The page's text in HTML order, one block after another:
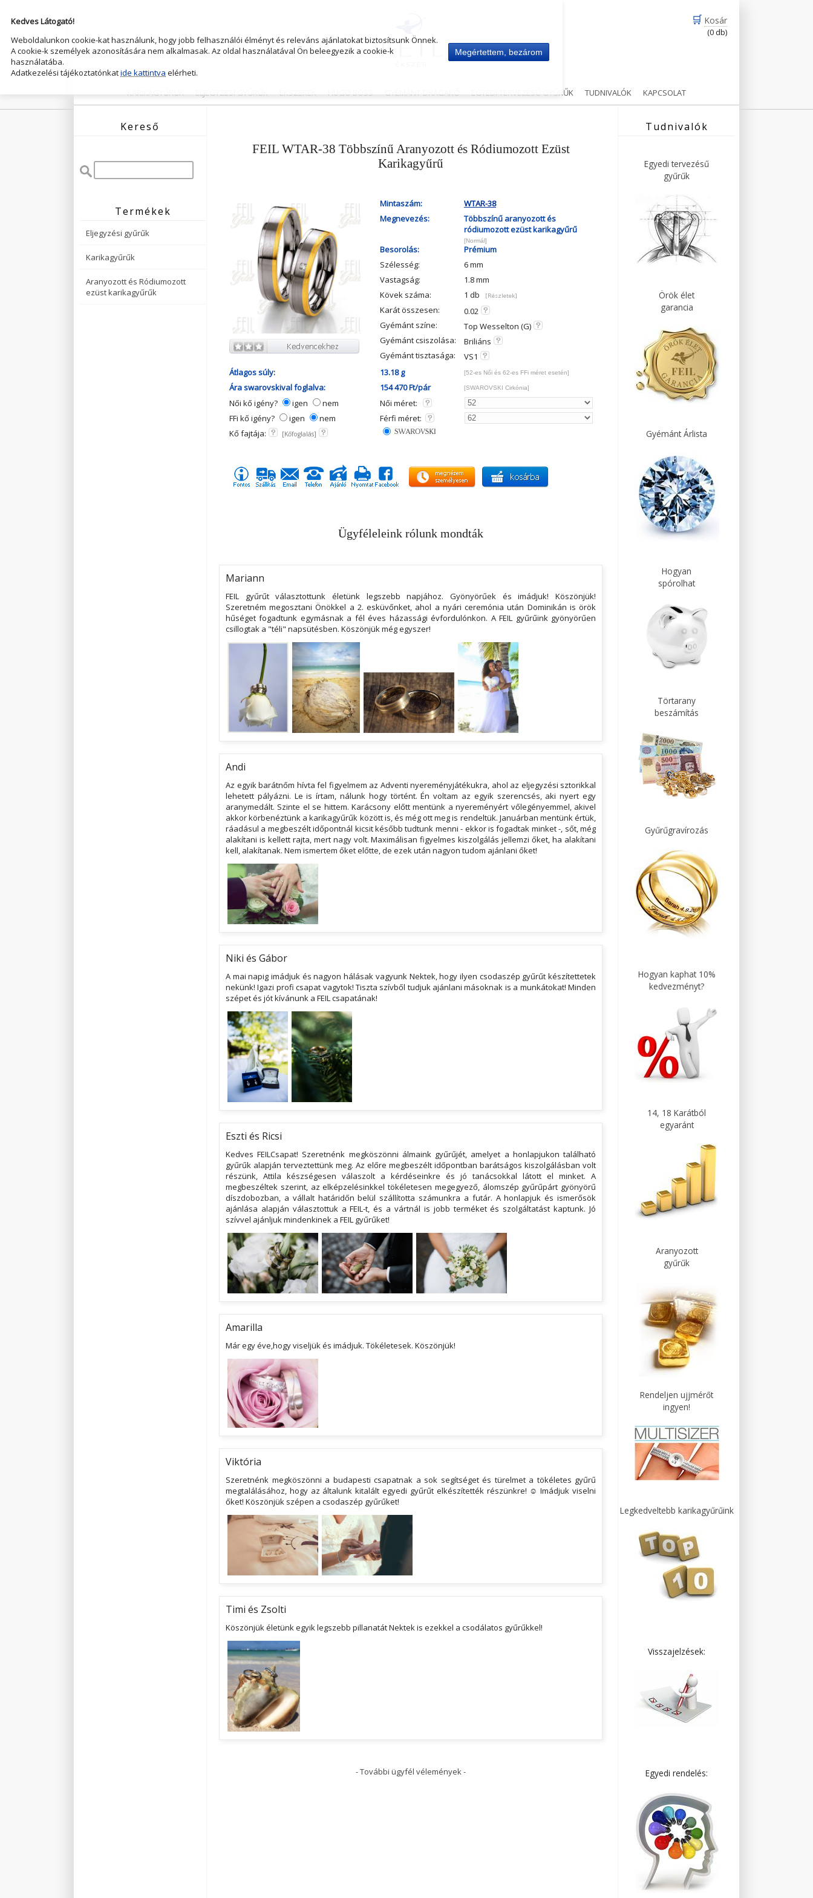
🛒 Kosár
(0 db)
KARIKAGYŰRŰK ELJEGYZESI GYŰRŰK ÉKSZEREK HUGO BOSS GYÉMÁNT-DRÁGAKŐ EGYEDI TERVEZÉSŰ GYŰRŰK TUDNIVALÓK KAPCSOLAT
Kereső
Termékek
Eljegyzési gyűrűk
Karikagyűrűk
Aranyozott és Ródiumozott
ezüst karikagyűrűk
FEIL WTAR-38 Többszínű Aranyozott és Ródiumozott Ezüst
Karikagyűrű
Mintaszám:
WTAR-38
Megnevezés:
Többszínű aranyozott és
ródiumozott ezüst karikagyűrű
[Normál]
Besorolás:
Prémium
Szélesség:
6 mm
Vastagság:
1.8 mm
Kövek száma:
1 db [Részletek]
Karát összesen:
0.02
Gyémánt színe:
Top Wesselton (G)
Gyémánt csiszolása:
Briliáns
Gyémánt tisztasága:
VS1
Átlagos súly:
13.18 g [52-es Női és 62-es FFi méret esetén]
Ára swarovskival foglalva: 154 470 Ft/pár [SWAROVSKI Cirkónia]
Női kő igény? igen nem
Női méret:
FFi kő igény?
igen nem
Férfi méret:
Kő fajtája:
[Kőfoglalás]
Ügyféleleink rólunk mondták
Mariann
FEIL gyűrűt választottunk életünk legszebb napjához. Gyönyörűek és imádjuk! Köszönjük!
Szeretném megosztani Önökkel a 2. esküvőnket, ahol a nyári ceremónia után Dominikán is örök
hűséget fogadtunk egymásnak a fél éves házassági évfordulónkon. A FEIL gyűrűink gyönyörűen
csillogtak a "téli" napsütésben. Köszönjük még egyszer!
Andi
Az egyik barátnőm hívta fel figyelmem az Adventi nyereményjátékukra, ahol az eljegyzési sztorikkal
lehetett pályázni. Le is írtam, nálunk hogy történt. Én voltam az egyik szerencsés, aki nyert egy
aranymedált. Szinte el se hittem. Karácsony előtt mentünk a nyereményért vőlegényemmel, akivel
akkor körbenéztünk a karikagyűrűk között is, és még ott meg is rendeltük. Januárban mentünk értük,
ráadásul a megbeszélt időpontnál kicsit később tudtunk menni - ekkor is fogadtak minket -, sőt, még
alakítani is kellett rajta, mert nagy volt. Maximálisan figyelmes kiszolgálás jellemzi őket, ha alakítani
kell, alakítanak. Nem ismertem őket előtte, de ezek után nagyon tudom ajánlani őket!
Niki és Gábor
A mai napig imádjuk és nagyon hálásak vagyunk Nektek, hogy ilyen csodaszép gyűrűt készítettetek
nekünk! Igazi profi csapat vagytok! Tiszta szívből tudjuk ajánlani másoknak is a munkátokat! Minden
szépet és jót kívánunk a FEIL csapatának!
Eszti és Ricsi
Kedves FEILCsapat! Szeretnénk megköszönni álmaink gyűrűjét, amelyet a honlapjukon található
gyűrűk alapján terveztettünk meg. Az előre megbeszélt időpontban barátságos kiszolgálásban volt
részünk, Attila készségesen válaszolt a kérdéseinkre és jó tanácsokkal látott el minket. A
megbeszéltek szerint, az elképzelésinkkel tökéletesen megegyező, álomszép gyűrűpárt gyönyörű
díszdobozban, a vállalt határidőn belül szállította számunkra a futár. A honlapjuk és ismerősök
ajánlása alapján választottuk a FEIL-t, és a vártnál is jobb terméket és szolgáltatást kaptunk. Jó
szívvel ajánljuk mindenkinek a FEIL gyűrűket!
Amarilla
Már egy éve,hogy viseljük és imádjuk. Tökéletesek. Köszönjük!
Viktória
Szeretnénk megköszönni a budapesti csapatnak a sok segítséget és türelmet a tökéletes gyűrű
megtalálásához, hogy az általunk kitalált egyedi gyűrűt elkészítették részünkre! ☺ Imádjuk viselni
őket! Köszönjük szépen a csodaszép gyűrűket!
Timi és Zsolti
Köszönjük életünk egyik legszebb pillanatát Nektek is ezekkel a csodálatos gyűrűkkel!
- További ügyfél vélemények -
Tudnivalók
Egyedi tervezésű
gyűrűk
Örök élet
garancia
Gyémánt Árlista
Hogyan
spórolhat
Törtarany
beszámítás
Gyűrűgravírozás
Hogyan kaphat 10%
kedvezményt?
14, 18 Karátból
egyaránt
Aranyozott
gyűrűk
Rendeljen ujjmérőt
ingyen!
Legkedveltebb karikagyűrűink
Visszajelzések:
Egyedi rendelés:
Kedves Látogató!
Weboldalunkon cookie-kat használunk, hogy jobb felhasználói élményt és releváns ajánlatokat biztosítsunk Önnek.
A cookie-k személyek azonosítására nem alkalmasak. Az oldal használatával Ön beleegyezik a cookie-k
használatába.
Adatkezelési tájékoztatónkatide kattintva elérheti.
Megértettem, bezárom